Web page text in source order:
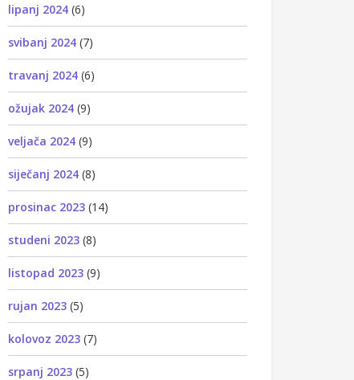
lipanj 2024 (6)
svibanj 2024 (7)
travanj 2024 (6)
ožujak 2024 (9)
veljača 2024 (9)
siječanj 2024 (8)
prosinac 2023 (14)
studeni 2023 (8)
listopad 2023 (9)
rujan 2023 (5)
kolovoz 2023 (7)
srpanj 2023 (5)